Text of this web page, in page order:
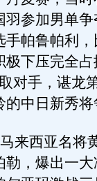
羽参加男单
手帕鲁帕利
极下压完全
对手，谌龙
的中日新秀
西亚名将
勒，爆出一